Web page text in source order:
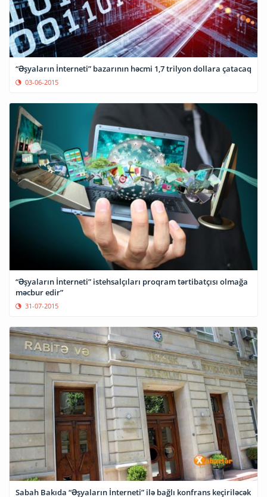
“Əşyaların İnterneti” bazarının həcmi 1,7 trilyon dollara çatacaq
03-06-2015
“Əşyaların İnterneti” istehsalçıları proqram tərtibatçısı olmağa
məcbur edir”
31-07-2015
Sabah Bakıda “Əşyaların İnterneti” ilə bağlı konfrans keçiriləcək